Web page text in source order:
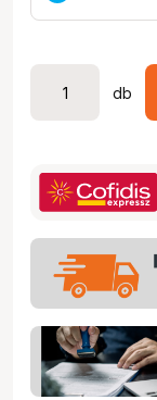
db